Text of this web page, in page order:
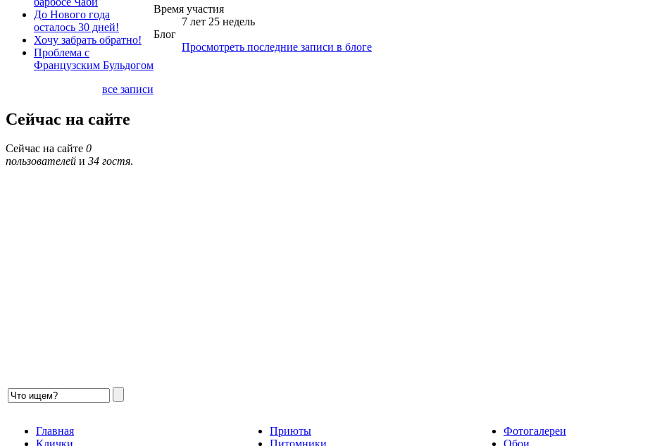
До Нового года
осталось 30 дней!
Хочу забрать обратно!
Проблема с
Французским Бульдогом
все записи
Сейчас на сайте
Сейчас на сайте 0
пользователей и 34 гостя.
Время участия
7 лет 25 недель
Блог
Просмотреть последние записи в блоге
Главная
Клички
Приюты
Питомники
Фотогалереи
Обои